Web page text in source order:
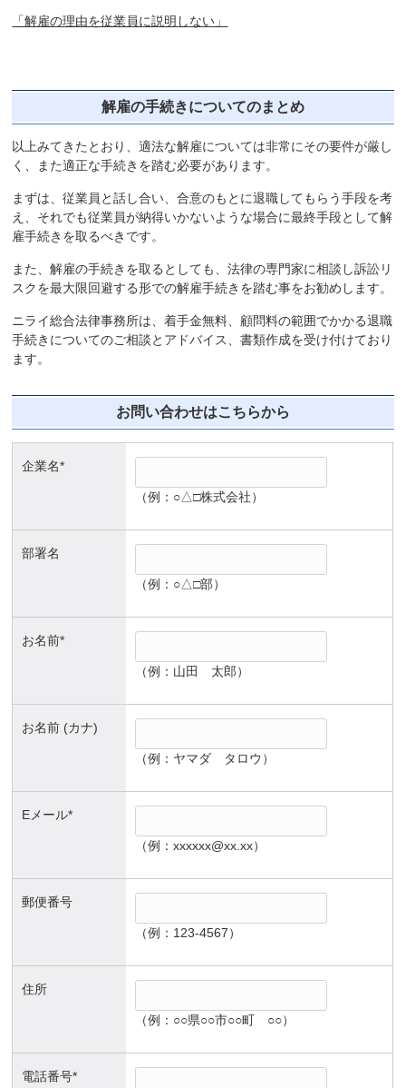
「解雇の理由を従業員に説明しない」
解雇の手続きについてのまとめ
以上みてきたとおり、適法な解雇については非常にその要件が厳し
く、また適正な手続きを踏む必要があります。
まずは、従業員と話し合い、合意のもとに退職してもらう手段を考
え、それでも従業員が納得いかないような場合に最終手段として解
雇手続きを取るべきです。
また、解雇の手続きを取るとしても、法律の専門家に相談し訴訟リ
スクを最大限回避する形での解雇手続きを踏む事をお勧めします。
ニライ総合法律事務所は、着手金無料、顧問料の範囲でかかる退職
手続きについてのご相談とアドバイス、書類作成を受け付けており
ます。
お問い合わせはこちらから
企業名*
（例：○△□株式会社）
部署名
（例：○△□部）
お名前*
（例：山田 太郎）
お名前 (カナ)
（例：ヤマダ タロウ）
Eメール*
（例：xxxxxx@xx.xx）
郵便番号
（例：123-4567）
住所
（例：○○県○○市○○町 ○○）
電話番号*